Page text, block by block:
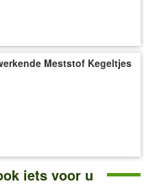
Meststof Kegeltjes
iets voor u